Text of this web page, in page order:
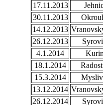
17.11.2013
30.11.2013
14.12.2013
26.12.2013
4.1.2014
18.1.2014
15.3.2014
13.12.2014
26.12.2014